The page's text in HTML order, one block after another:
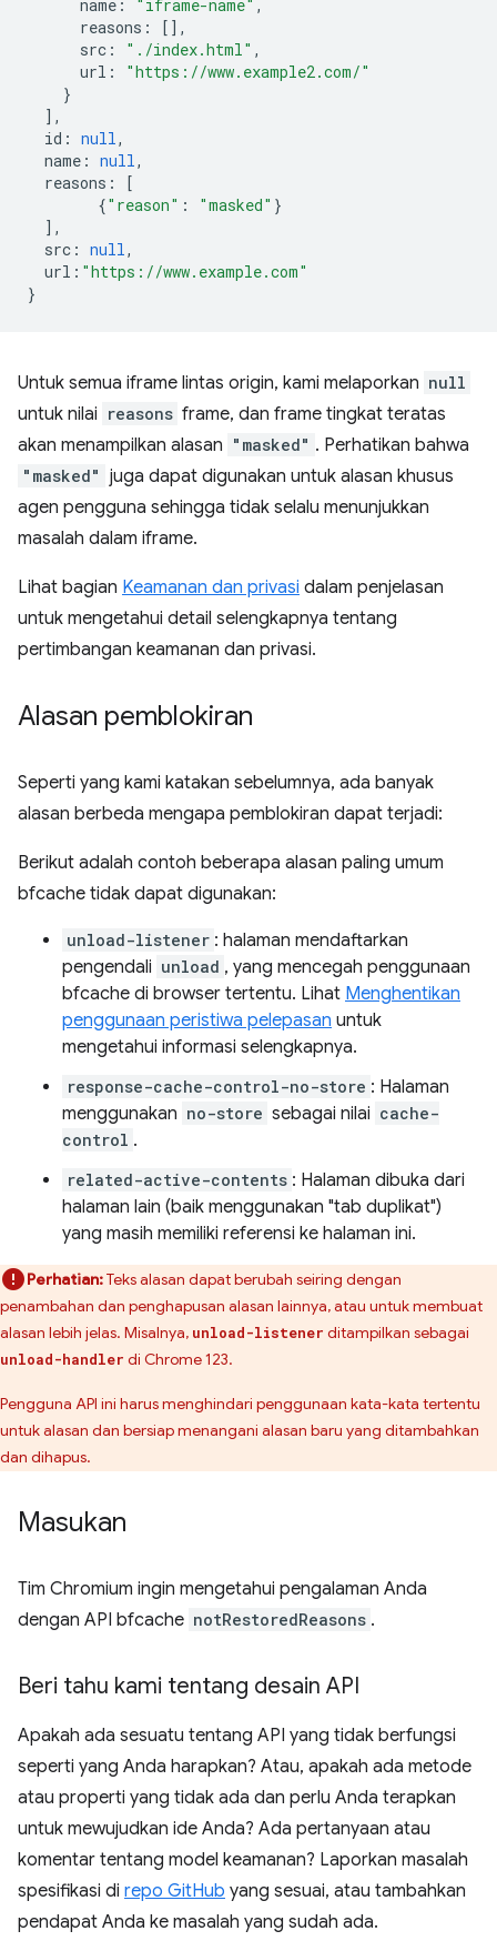
name : "iframe-name" ,
reasons :
[],
src : "./index.html" ,
url :
"https://www.example2.com/"
}
],
id : null,
name : null,
reasons :
[
{"reason" : "masked" }
],
src : null,
url : "https://www.example.com"
}
Untuk semua iframe lintas origin, kami melaporkan null
untuk nilai reasons frame, dan frame tingkat teratas
akan menampilkan alasan "masked" . Perhatikan bahwa
"masked" juga dapat digunakan untuk alasan khusus
agen pengguna sehingga tidak selalu menunjukkan
masalah dalam iframe.
Lihat bagian Keamanan dan privasi dalam penjelasan
untuk mengetahui detail selengkapnya tentang
pertimbangan keamanan dan privasi.
Alasan pemblokiran
Seperti yang kami katakan sebelumnya, ada banyak
alasan berbeda mengapa pemblokiran dapat terjadi:
Berikut adalah contoh beberapa alasan paling umum
bfcache tidak dapat digunakan:
unload-listener : halaman mendaftarkan
pengendali unload , yang mencegah penggunaan
bfcache di browser tertentu. Lihat Menghentikan
penggunaan peristiwa pelepasan untuk
mengetahui informasi selengkapnya.
response-cache-control-no-store : Halaman
menggunakan no-store sebagai nilai cache-
control .
related-active-contents : Halaman dibuka dari
halaman lain (baik menggunakan "tab duplikat")
yang masih memiliki referensi ke halaman ini.
Perhatian:Teks alasan dapat berubah seiring dengan
penambahan dan penghapusan alasan lainnya, atau untuk membuat
alasan lebih jelas. Misalnya, unload-listener ditampilkan sebagai
unload-handler di Chrome 123.
Pengguna API ini harus menghindari penggunaan kata-kata tertentu
untuk alasan dan bersiap menangani alasan baru yang ditambahkan
dan dihapus.
Masukan
Tim Chromium ingin mengetahui pengalaman Anda
dengan API bfcache notRestoredReasons .
Beri tahu kami tentang desain API
Apakah ada sesuatu tentang API yang tidak berfungsi
seperti yang Anda harapkan? Atau, apakah ada metode
atau properti yang tidak ada dan perlu Anda terapkan
untuk mewujudkan ide Anda? Ada pertanyaan atau
komentar tentang model keamanan? Laporkan masalah
spesifikasi di repo GitHub yang sesuai, atau tambahkan
pendapat Anda ke masalah yang sudah ada.